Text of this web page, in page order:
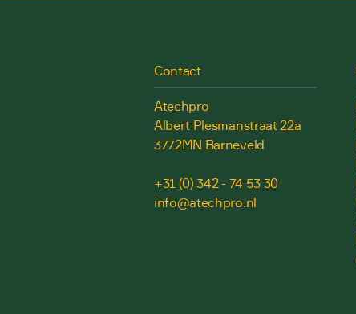
Contact
Atechpro
Albert Plesmanstraat 22a
3772MN Barneveld
+31 (0) 342 - 74 53 30
info@atechpro.nl